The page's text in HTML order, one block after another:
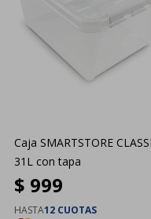
Caja SMARTSTORE
31L con tapa
$ 999
HASTA12 CUOTAS